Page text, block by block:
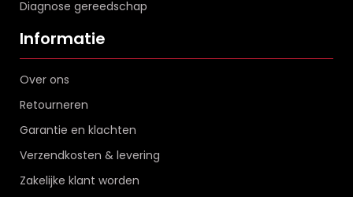
Diagnose gereedschap
Informatie
Over ons
Retourneren
Garantie en klachten
Verzendkosten & levering
Zakelijke klant worden